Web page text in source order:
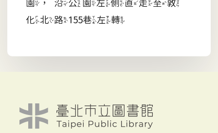
園，沿公園左側直走至敦
化北路155巷左轉